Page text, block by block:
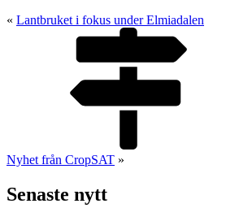
« Lantbruket i fokus under Elmiadalen
Nyhet från CropSAT »
Senaste nytt